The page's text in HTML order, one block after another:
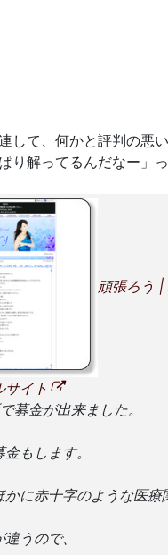
して、何かと評判の悪
り解ってるんだなー」
頑張ろう
サイト
募金が出来ました。
もします。
かに赤十字のような医療
うので、